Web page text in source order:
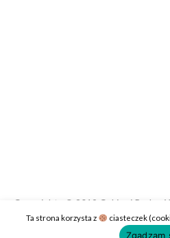
Copyrights © 2019 Cukier i Puder.
Polityka prywatności
Kontakt
Ta strona korzysta z ciasteczek
Zgadzam